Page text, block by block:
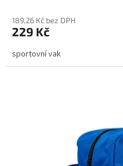
189,26 Kč bez DPH
229 Kč
sportovní vak